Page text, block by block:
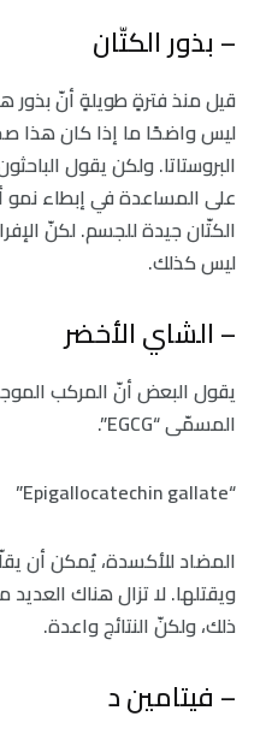
– بذور الكتّان
قيل منذ فترةٍ طويلةٍ أنّ بذور
ليس واضحًا ما إذا كان هذا
البروستاتا. ولكن يقول
على المساعدة في إبطاء نمو
الكتّان جيدة للجسم. لكنّ
ليس كذلك.
– الشاي الأخضر
يقول البعض أنّ المركب
المسمّى “EGCG”.
“Epigallocatechin gallate”
المضاد للأكسدة، يُمكن أن
ويقتلها. لا تزال هناك
ذلك، ولكنّ النتائج واعدة.
– فيتامين د